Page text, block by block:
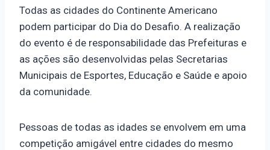
Todas as cidades do Continente Americano
podem participar do Dia do Desafio. A realização
do evento é de responsabilidade das Prefeituras e
as ações são desenvolvidas pelas Secretarias
Municipais de Esportes, Educação e Saúde e apoio
da comunidade.
Pessoas de todas as idades se envolvem em uma
competição amigável entre cidades do mesmo